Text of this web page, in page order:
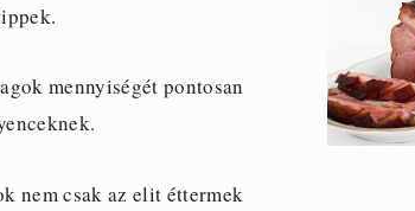
mennyiségét pontosan
nem csak az elit éttermek